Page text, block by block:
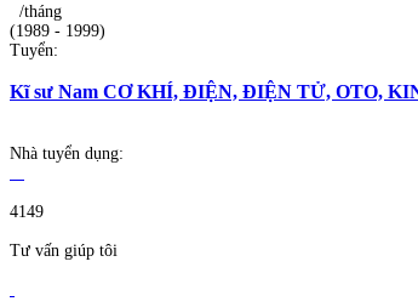
/tháng
(1989 - 1999)
Tuyển:
Kĩ sư Nam CƠ KHÍ, ĐIỆN, ĐIỆN TỬ, OTO,
Nhà tuyển dụng:
4149
Tư vấn giúp tôi